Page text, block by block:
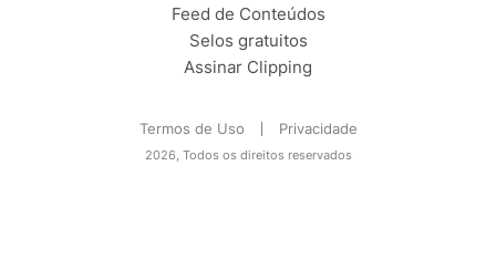
Feed de Conteúdos
Selos gratuitos
Assinar Clipping
Termos de Uso Privacidade
2026, Todos os direitos reservados